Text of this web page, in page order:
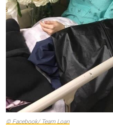
© Facebook/ Team Loan